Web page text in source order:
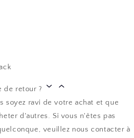
de retour ?
soyez ravi de votre achat et que
d'autres. Si vous n'êtes pas
veuillez nous contacter à